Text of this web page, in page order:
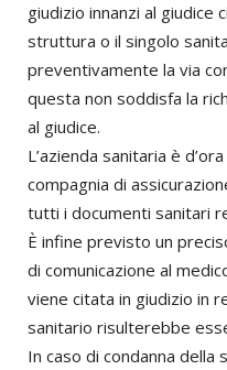
giudizio innanzi al giudice
struttura o il singolo
preventivamente la via
questa non soddisfa la
al giudice.
L’azienda sanitaria è
compagnia di
tutti i documenti sanitari
È infine previsto un
di comunicazione al
viene citata in giudizio in
sanitario risulterebbe
In caso di condanna